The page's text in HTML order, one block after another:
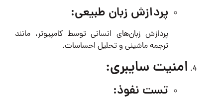
پردازش زبان طبیعی:
پردازش زبان‌های انسانی توسط کامپیوتر، مانند
ترجمه ماشینی و تحلیل احساسات.
امنیت سایبری:
تست نفوذ: